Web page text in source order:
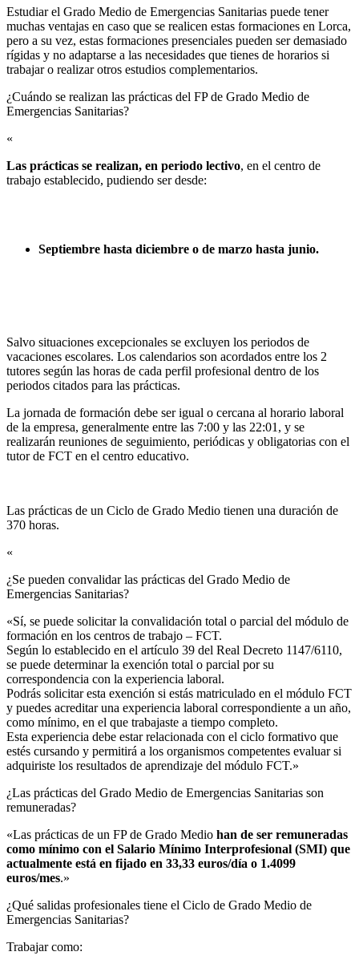
Estudiar el Grado Medio de Emergencias Sanitarias puede tener
muchas ventajas en caso que se realicen estas formaciones en Lorca,
pero a su vez, estas formaciones presenciales pueden ser demasiado
rígidas y no adaptarse a las necesidades que tienes de horarios si
trabajar o realizar otros estudios complementarios.
¿Cuándo se realizan las prácticas del FP de Grado Medio de
Emergencias Sanitarias?​
«
Las prácticas se realizan, en periodo lectivo, en el centro de
trabajo establecido, pudiendo ser desde:
Septiembre hasta diciembre o de marzo hasta junio.
Salvo situaciones excepcionales se excluyen los periodos de
vacaciones escolares. Los calendarios son acordados entre los 2
tutores según las horas de cada perfil profesional dentro de los
periodos citados para las prácticas.
La jornada de formación debe ser igual o cercana al horario laboral
de la empresa, generalmente entre las 7:00 y las 22:01, y se
realizarán reuniones de seguimiento, periódicas y obligatorias con el
tutor de FCT en el centro educativo.
Las prácticas de un Ciclo de Grado Medio tienen una duración de
370 horas.
«
¿Se pueden convalidar las prácticas del Grado Medio de
Emergencias Sanitarias?​
«Sí, se puede solicitar la convalidación total o parcial del módulo de
formación en los centros de trabajo – FCT.
Según lo establecido en el artículo 39 del Real Decreto 1147/6110,
se puede determinar la exención total o parcial por su
correspondencia con la experiencia laboral.
Podrás solicitar esta exención si estás matriculado en el módulo FCT
y puedes acreditar una experiencia laboral correspondiente a un año,
como mínimo, en el que trabajaste a tiempo completo.
Esta experiencia debe estar relacionada con el ciclo formativo que
estés cursando y permitirá a los organismos competentes evaluar si
adquiriste los resultados de aprendizaje del módulo FCT.»
¿Las prácticas del Grado Medio de Emergencias Sanitarias son
remuneradas?​
«Las prácticas de un FP de Grado Medio han de ser remuneradas
como mínimo con el Salario Mínimo Interprofesional (SMI) que
actualmente está en fijado en 33,33 euros/día o 1.4099
euros/mes.»
¿Qué salidas profesionales tiene el Ciclo de Grado Medio de
Emergencias Sanitarias?​
Trabajar como: